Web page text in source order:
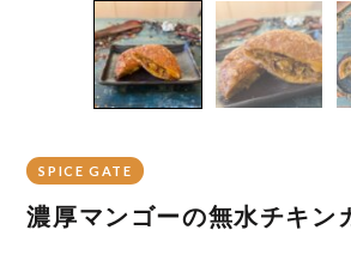
SPICE GATE
濃厚マンゴーの無水チキン